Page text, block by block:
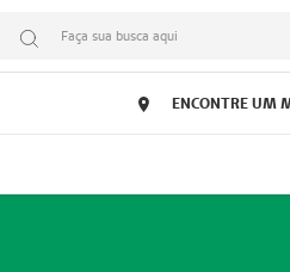
Faça sua busca aqui
ENCONTRE UM